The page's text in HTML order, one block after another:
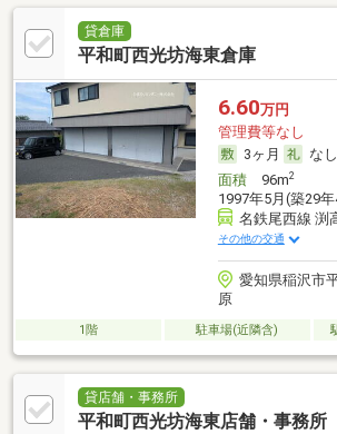
貸倉庫
平和町西光坊海東倉庫
6.60万円
管理費等なし
3ヶ月
なし
面積96m2
1997年5月(築29
名鉄尾西線 渕
その他の交通
愛知県稲沢市
原
1階 駐車場(近隣含)
貸店舗・事務所
平和町西光坊海東店舗・事務所